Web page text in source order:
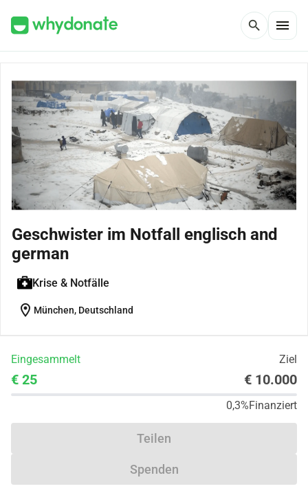
search menu
Geschwister im Notfall englisch and
german
Krise & Notfälle
location_on München, Deutschland
Eingesammelt Ziel
€ 25 € 10.000
0,3%Finanziert
Teilen
Spenden